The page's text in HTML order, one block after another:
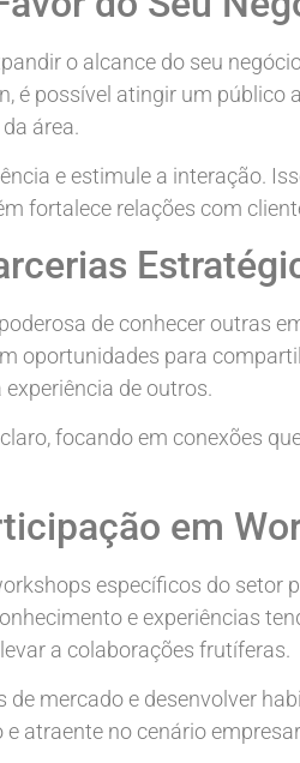
o alcance do seu
é possível atingir um público
área.
e estimule a interação.
fortalece relações com
de conhecer outras
oportunidades para
de outros.
focando em conexões
em
específicos do setor
e experiências
a colaborações frutíferas.
mercado e desenvolver
atraente no cenário